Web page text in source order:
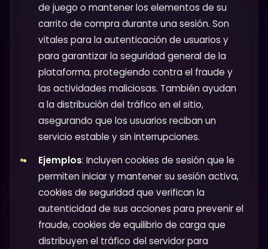
de juego o mantener los elementos de su
carrito de compra durante una sesión. Son
vitales para la autenticación de usuarios y
para garantizar la seguridad general de la
plataforma, protegiendo contra el fraude y
las actividades maliciosas. También ayudan
a la distribución del tráfico en el sitio,
asegurando que los usuarios reciban un
servicio estable y sin interrupciones.
Ejemplos: Incluyen cookies de sesión que le
permiten iniciar y mantener su sesión activa,
cookies de seguridad que verifican la
autenticidad de sus acciones para prevenir el
fraude, cookies de equilibrio de carga que
distribuyen el tráfico del servidor para